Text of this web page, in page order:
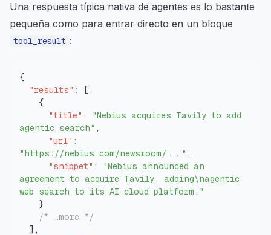
Una respuesta típica nativa de agentes es lo bastante
pequeña como para entrar directo en un bloque
tool_result :
{
"results" :
[
{
"title" :
"Nebius acquires Tavily to add
agentic search" ,
"url" :
"https://nebius.com/newsroom/..." ,
"snippet" :
"Nebius announced an
agreement to acquire Tavily, adding\nagentic
web search to its AI cloud platform."
}
/* …more */
] ,